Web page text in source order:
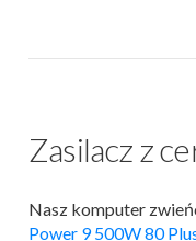
Zasilacz z
Nasz komputer
Power 9 500W 80